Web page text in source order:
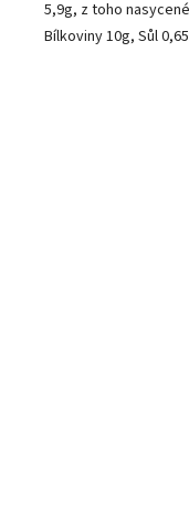
5,9g, z toho
Bílkoviny 10g, Sůl